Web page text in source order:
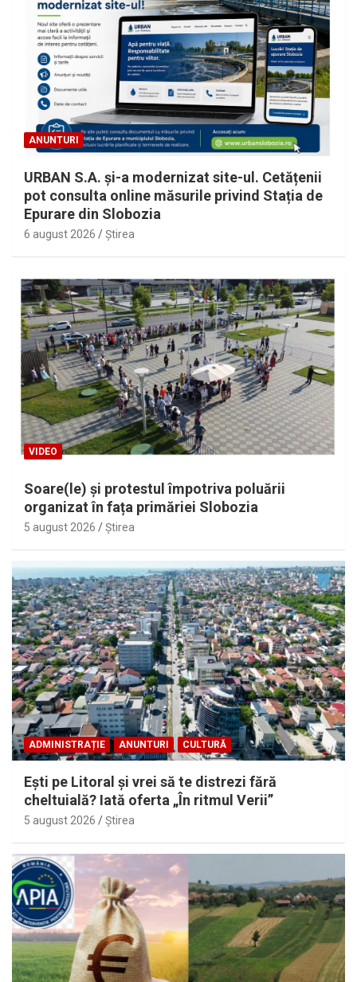
ANUNTURI
URBAN S.A. și-a modernizat site-ul. Cetățenii
pot consulta online măsurile privind Stația de
Epurare din Slobozia
6 august 2026 Ştirea
VIDEO
Soare(le) și protestul împotriva poluării
organizat în fața primăriei Slobozia
5 august 2026 Ştirea
ADMINISTRAȚIE ANUNTURI CULTURĂ
Eşti pe Litoral şi vrei să te distrezi fără
cheltuială? Iată oferta „În ritmul Verii”
5 august 2026 Ştirea